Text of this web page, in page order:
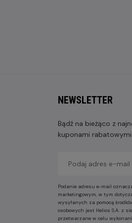
NEWSLETTER
Bądź na bieżąco z
kuponami rabatowymi
Podanie adresu e-mail
marketingowym, w tym
wysyłanych za pomocą
osobowych jest Helios S.A. z
przetwarzane w celu